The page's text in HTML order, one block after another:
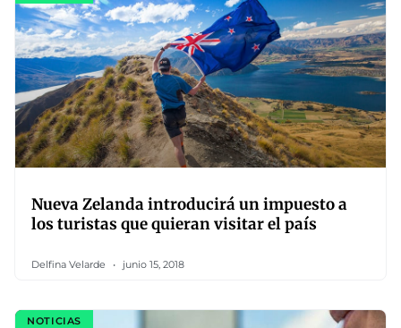
Nueva Zelanda introducirá un impuesto a
los turistas que quieran visitar el país
Delfina Velarde junio 15, 2018
NOTICIAS